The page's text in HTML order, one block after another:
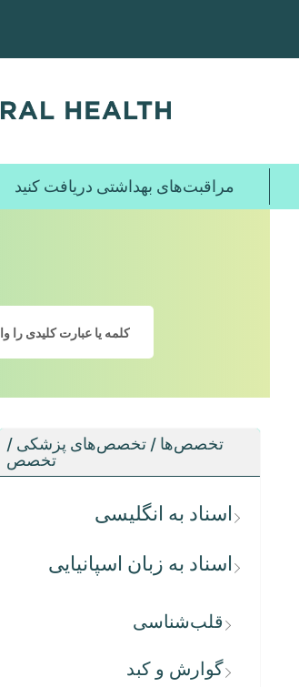
محتوای
مراقبت‌های بهداشتی دریافت کنید
تخصص‌ها / تخصص‌های پزشکی /
تخصص
اسناد به انگلیسی
اسناد به زبان اسپانیایی
قلب‌شناسی
گوارش و کبد